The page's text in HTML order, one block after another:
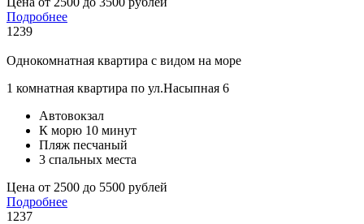
Подробнее
1239
Однокомнатная квартира с видом на море
1 комнатная квартира по ул.Насыпная 6
Автовокзал
К морю 10 минут
Пляж песчаный
3 спальных места
Цена от 2500 до 5500 рублей
Подробнее
1237